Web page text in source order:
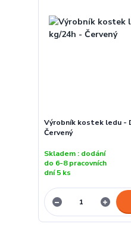
Výrobník kostek ledu -
Červený
Skladem : dodání
do 6-8 pracovních
dní 5 ks